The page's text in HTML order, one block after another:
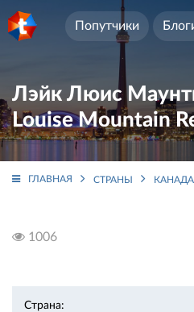
Попутчики
Лэйк Люис
Louise Mountain
ГЛАВНАЯ СТРАНЫ КАНАДА
1006
Страна: